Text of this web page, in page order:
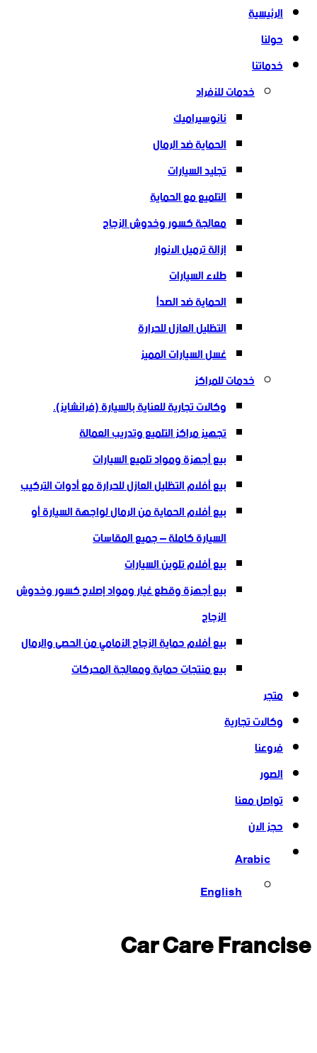
الرئيسية
حولنا
خدماتنا
خدمات للأفراد
نانوسيراميك
الحماية ضد الرمال
تجليد السيارات
التلميع مع الحماية
معالجة كسور وخدوش الزجاج
إزالة ترميل الانوار
طلاء السيارات
الحماية ضد الصدأ
التظليل العازل للحرارة
غسل السيارات المميز
خدمات للمراكز
وكالات تجارية للعناية بالسيارة (فرانشايز).
تجهيز مراكز التلميع وتدريب العمالة
بيع أجهزة ومواد تلميع السيارات
بيع أفلام التظليل العازل للحرارة مع أدوات التركيب
بيع أفلام الحماية من الرمال لواجهة السيارة أو
السيارة كاملة – جميع المقاسات
بيع أفلام تلوين السيارات
بيع أجهزة وقطع غيار ومواد إصلاح كسور وخدوش
الزجاج
بيع أفلام حماية الزجاج الأمامي من الحصى والرمال
بيع منتجات حماية ومعالجة المحركات
متجر
وكالات تجارية
فروعنا
الصور
تواصل معنا
حجز الان
Arabic
English
Car Care Francise